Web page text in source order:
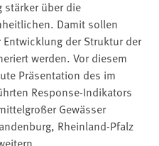
stärker über die
Damit sollen
der Struktur der
werden. Vor diesem
Präsentation des im
Response-Indikators
Gewässer
Rheinland-Pfalz